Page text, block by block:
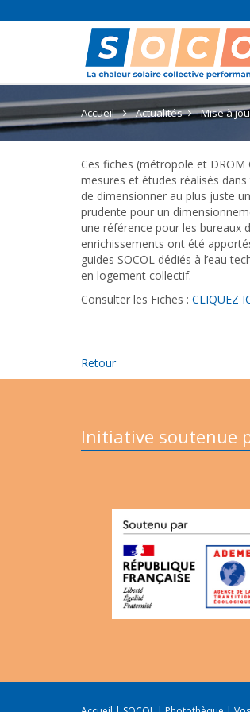
Accueil Actualités Mise à
Ces fiches (métropole et
mesures et études réalisés
de dimensionner au plus juste
prudente pour un
une référence pour les bureaux
enrichissements ont été
guides SOCOL dédiés à l’eau
en logement collectif.
Consulter les Fiches : CLIQUEZ
Retour
Initiative soutenue